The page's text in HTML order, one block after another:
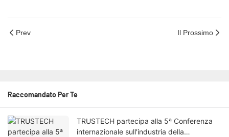
Prev Il Prossimo
Raccomandato Per Te
TRUSTECH partecipa alla 5ª Conferenza
internazionale sull'industria della